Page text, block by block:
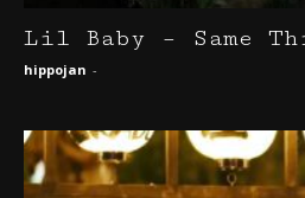
Lil Baby – Same
hippojan -